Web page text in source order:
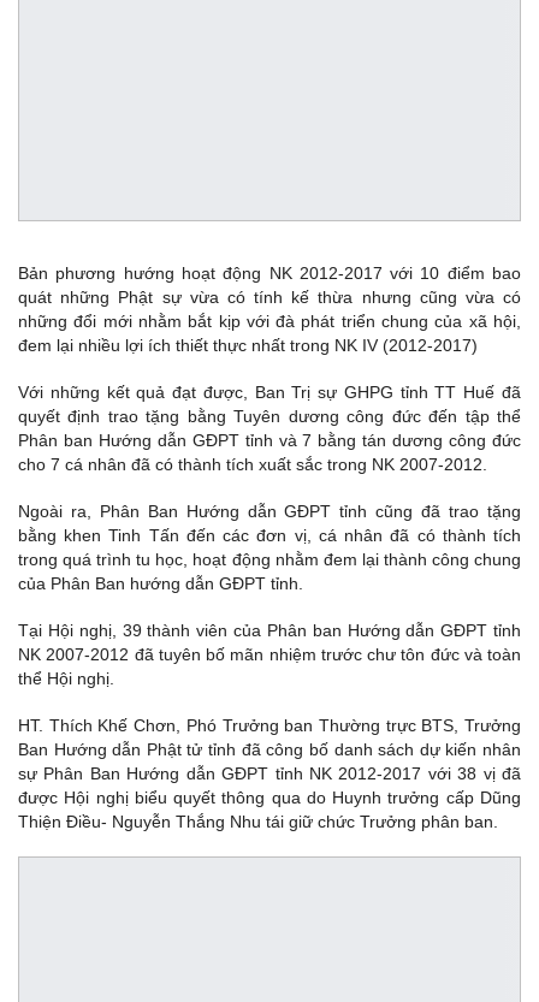
Bản phương hướng hoạt động NK 2012-2017 với 10 điểm bao
quát những Phật sự vừa có tính kế thừa nhưng cũng vừa có
những đổi mới nhằm bắt kịp với đà phát triển chung của xã hội,
đem lại nhiều lợi ích thiết thực nhất trong NK IV (2012-2017)
Với những kết quả đạt được, Ban Trị sự GHPG tỉnh TT Huế đã
quyết định trao tặng bằng Tuyên dương công đức đến tập thể
Phân ban Hướng dẫn GĐPT tỉnh và 7 bằng tán dương công đức
cho 7 cá nhân đã có thành tích xuất sắc trong NK 2007-2012.
Ngoài ra, Phân Ban Hướng dẫn GĐPT tỉnh cũng đã trao tặng
bằng khen Tinh Tấn đến các đơn vị, cá nhân đã có thành tích
trong quá trình tu học, hoạt động nhằm đem lại thành công chung
của Phân Ban hướng dẫn GĐPT tỉnh.
Tại Hội nghị, 39 thành viên của Phân ban Hướng dẫn GĐPT tỉnh
NK 2007-2012 đã tuyên bố mãn nhiệm trước chư tôn đức và toàn
thể Hội nghị.
HT. Thích Khế Chơn, Phó Trưởng ban Thường trực BTS, Trưởng
Ban Hướng dẫn Phật tử tỉnh đã công bố danh sách dự kiến nhân
sự Phân Ban Hướng dẫn GĐPT tỉnh NK 2012-2017 với 38 vị đã
được Hội nghị biểu quyết thông qua do Huynh trưởng cấp Dũng
Thiện Điều- Nguyễn Thắng Nhu tái giữ chức Trưởng phân ban.